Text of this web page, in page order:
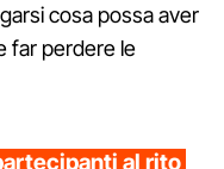
cosa possa aver
far perdere le
al rito